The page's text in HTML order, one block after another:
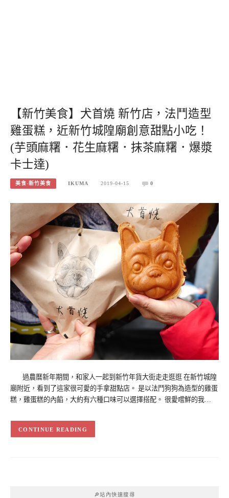
【新竹美食】犬首燒 新竹店，法鬥造型
雞蛋糕，近新竹城隍廟創意甜點小吃！
(芋頭麻糬．花生麻糬．抹茶麻糬．爆漿
卡士達)
美食-新竹美食 IKUMA 2019-04-15 0
過農曆新年期間，和家人一起到新竹年貨大街走走逛逛 在新竹城隍
廟附近，看到了這家很可愛的手拿甜點店。 是以法鬥狗狗為造型的雞蛋
糕，雞蛋糕的內餡，大約有六種口味可以選擇搭配。 很愛嚐鮮的我…
CONTINUE READING
🔎站內快速搜尋